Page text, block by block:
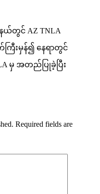
နယ်တွင် AZ TNLA
ြီးမှန်၍ နေရာတွင်
မှ အတည်ပြုခဲ့ပြီး
Required fields are